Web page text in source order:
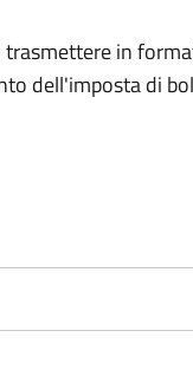
in
dell'imposta di